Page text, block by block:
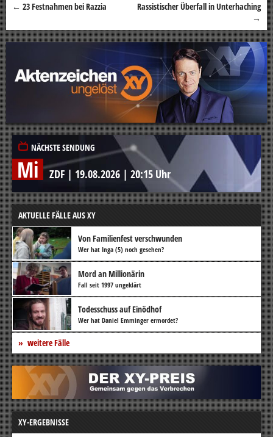
Beitragsnavigation
← 23 Festnahmen bei Razzia
Rassistischer Überfall in Unterhaching
→
NÄCHSTE SENDUNG
Mi ZDF | 19.08.2026 | 20:15 Uhr
AKTUELLE FÄLLE AUS XY
Von Familienfest verschwunden
Wer hat Inga (5) noch gesehen?
Mord an Millionärin
Fall seit 1997 ungeklärt
Todesschuss auf Einödhof
Wer hat Daniel Emminger ermordet?
weitere Fälle
XY-ERGEBNISSE